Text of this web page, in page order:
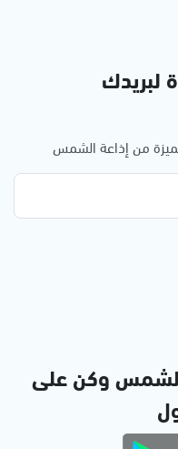
لبريدك
من إذاعة الشمس
وكن على